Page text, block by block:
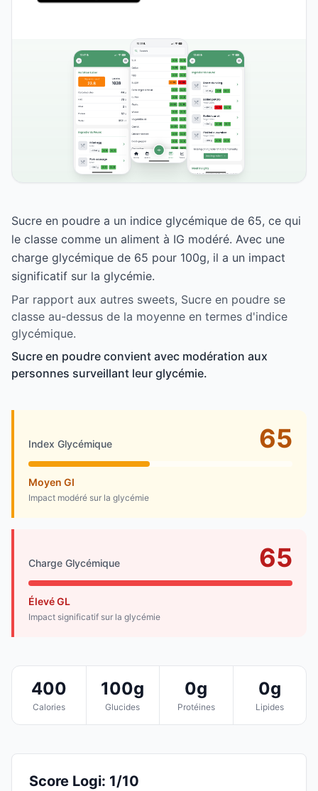
Sucre en poudre a un indice glycémique de 65, ce qui
le classe comme un aliment à IG modéré. Avec une
charge glycémique de 65 pour 100g, il a un impact
significatif sur la glycémie.
Par rapport aux autres sweets, Sucre en poudre se
classe au-dessus de la moyenne en termes d'indice
glycémique.
Sucre en poudre convient avec modération aux
personnes surveillant leur glycémie.
Index Glycémique 65
Moyen GI
Impact modéré sur la glycémie
Charge Glycémique 65
Élevé GL
Impact significatif sur la glycémie
400
Calories
100g
Glucides
0g
Protéines
0g
Lipides
Score Logi: 1/10